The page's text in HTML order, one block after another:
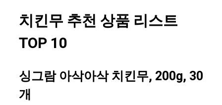
치킨무 추천 상품 리스트
TOP 10
싱그람 아삭아삭 치킨무, 200g, 30
개